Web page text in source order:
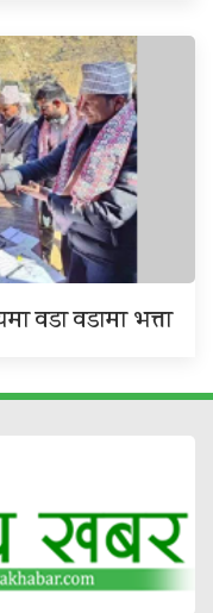
वडा वडामा भत्ता